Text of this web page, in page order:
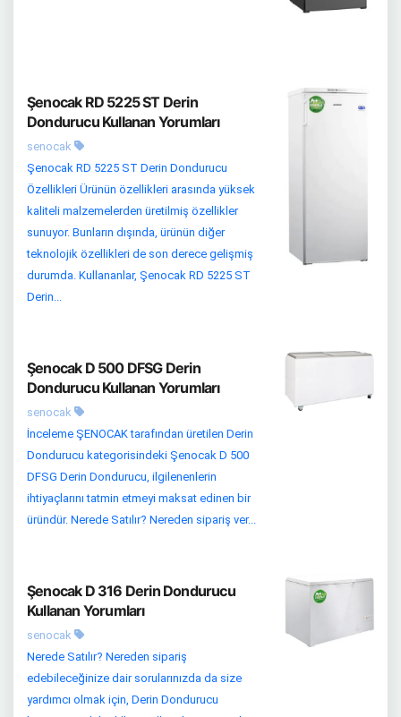
Şenocak RD 5225 ST Derin
Dondurucu Kullanan Yorumları
senocak
Şenocak RD 5225 ST Derin Dondurucu
Özellikleri Ürünün özellikleri arasında yüksek
kaliteli malzemelerden üretilmiş özellikler
sunuyor. Bunların dışında, ürünün diğer
teknolojik özellikleri de son derece gelişmiş
durumda. Kullananlar, Şenocak RD 5225 ST
Derin...
Şenocak D 500 DFSG Derin
Dondurucu Kullanan Yorumları
senocak
İnceleme ŞENOCAK tarafından üretilen Derin
Dondurucu kategorisindeki Şenocak D 500
DFSG Derin Dondurucu, ilgilenenlerin
ihtiyaçlarını tatmin etmeyi maksat edinen bir
üründür. Nerede Satılır? Nereden sipariş ver...
Şenocak D 316 Derin Dondurucu
Kullanan Yorumları
senocak
Nerede Satılır? Nereden sipariş
edebileceğinize dair sorularınızda da size
yardımcı olmak için, Derin Dondurucu